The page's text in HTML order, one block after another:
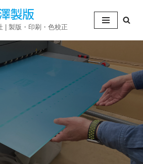
| 製版・印刷・色校正